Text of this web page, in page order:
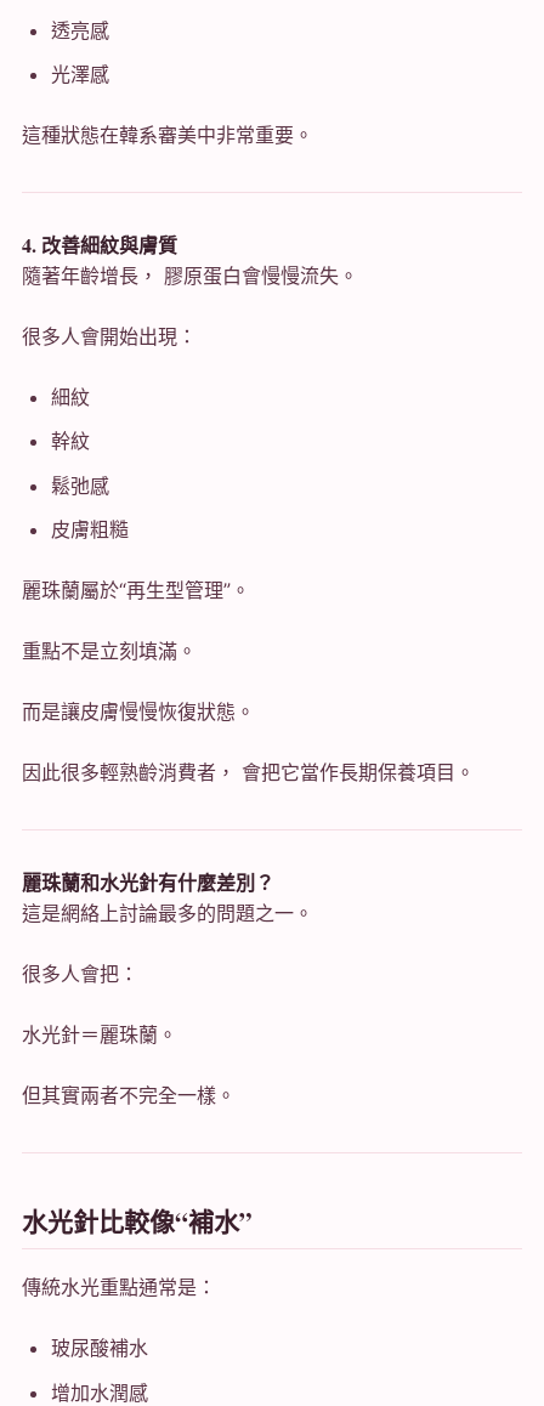
透亮感
光澤感
這種狀態在韓系審美中非常重要。
4. 改善細紋與膚質
隨著年齡增長， 膠原蛋白會慢慢流失。
很多人會開始出現：
細紋
幹紋
鬆弛感
皮膚粗糙
麗珠蘭屬於“再生型管理”。
重點不是立刻填滿。
而是讓皮膚慢慢恢復狀態。
因此很多輕熟齡消費者， 會把它當作長期保養項目。
麗珠蘭和水光針有什麼差別？
這是網絡上討論最多的問題之一。
很多人會把：
水光針＝麗珠蘭。
但其實兩者不完全一樣。
水光針比較像“補水”
傳統水光重點通常是：
玻尿酸補水
增加水潤感